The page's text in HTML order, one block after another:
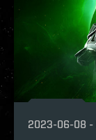
2023-06-08 -